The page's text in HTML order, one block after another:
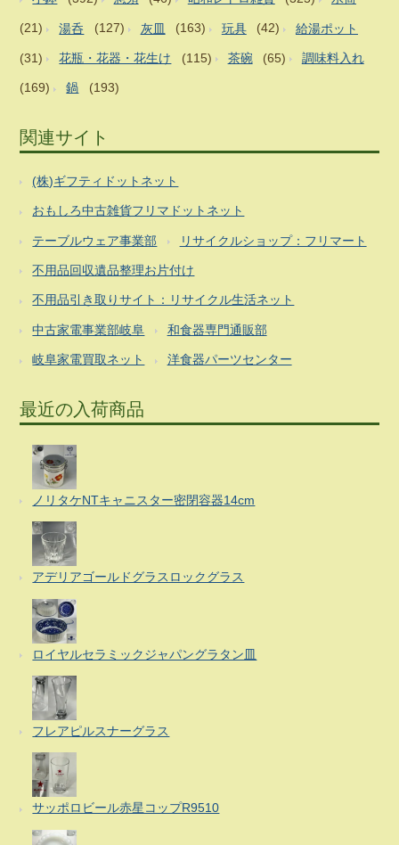
(21) 湯呑 (127) 灰皿 (163) 玩具 (42) 給湯ポット
(31) 花瓶・花器・花生け (115) 茶碗 (65) 調味料入れ
(169) 鍋 (193)
関連サイト
(株)ギフティドットネット
おもしろ中古雑貨フリマドットネット
テーブルウェア事業部 リサイクルショップ：フリマート
不用品回収遺品整理お片付け
不用品引き取りサイト：リサイクル生活ネット
中古家電事業部岐阜 和食器専門通販部
岐阜家電買取ネット 洋食器パーツセンター
最近の入荷商品
ノリタケNTキャニスター密閉容器14cm
アデリアゴールドグラスロックグラス
ロイヤルセラミックジャパングラタン皿
フレアピルスナーグラス
サッポロビール赤星コップR9510